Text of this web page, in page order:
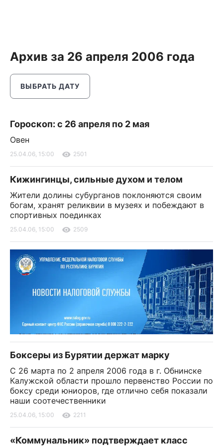
Архив за 26 апреля 2006 года
ВЫБРАТЬ ДАТУ
Гороскоп: с 26 апреля по 2 мая
Овен
25.04.06, 15:00 2501
Кижингинцы, сильные духом и телом
Жители долины субурганов поклоняются своим
богам, хранят реликвии в музеях и побеждают в
спортивных поединках
25.04.06, 15:00 2509
Боксеры из Бурятии держат марку
С 26 марта по 2 апреля 2006 года в г. Обнинске
Калужской области прошло первенство России по
боксу среди юниоров, где отлично себя показали
наши соотечественники
25.04.06, 15:00 2211
«Коммунальник» подтверждает класс